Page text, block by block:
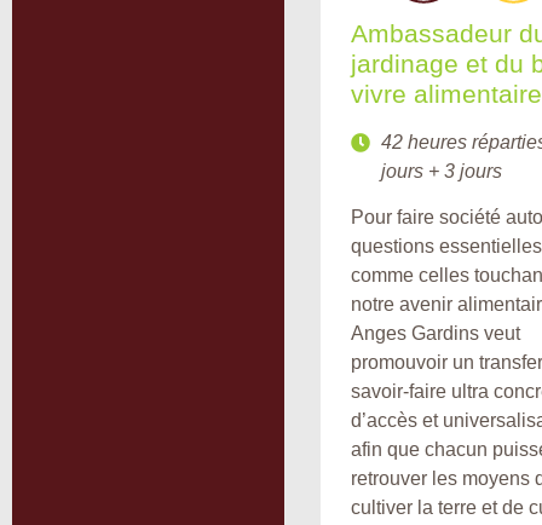
Ambassadeur
jardinage et du
vivre alimentaire
42 heures
jours + 3 jours
Pour faire société
questions essentielles
comme celles
notre avenir
Anges Gardins veut
promouvoir un
savoir-faire ultra
d’accès et
afin que chacun
retrouver les moyens
cultiver la terre et de